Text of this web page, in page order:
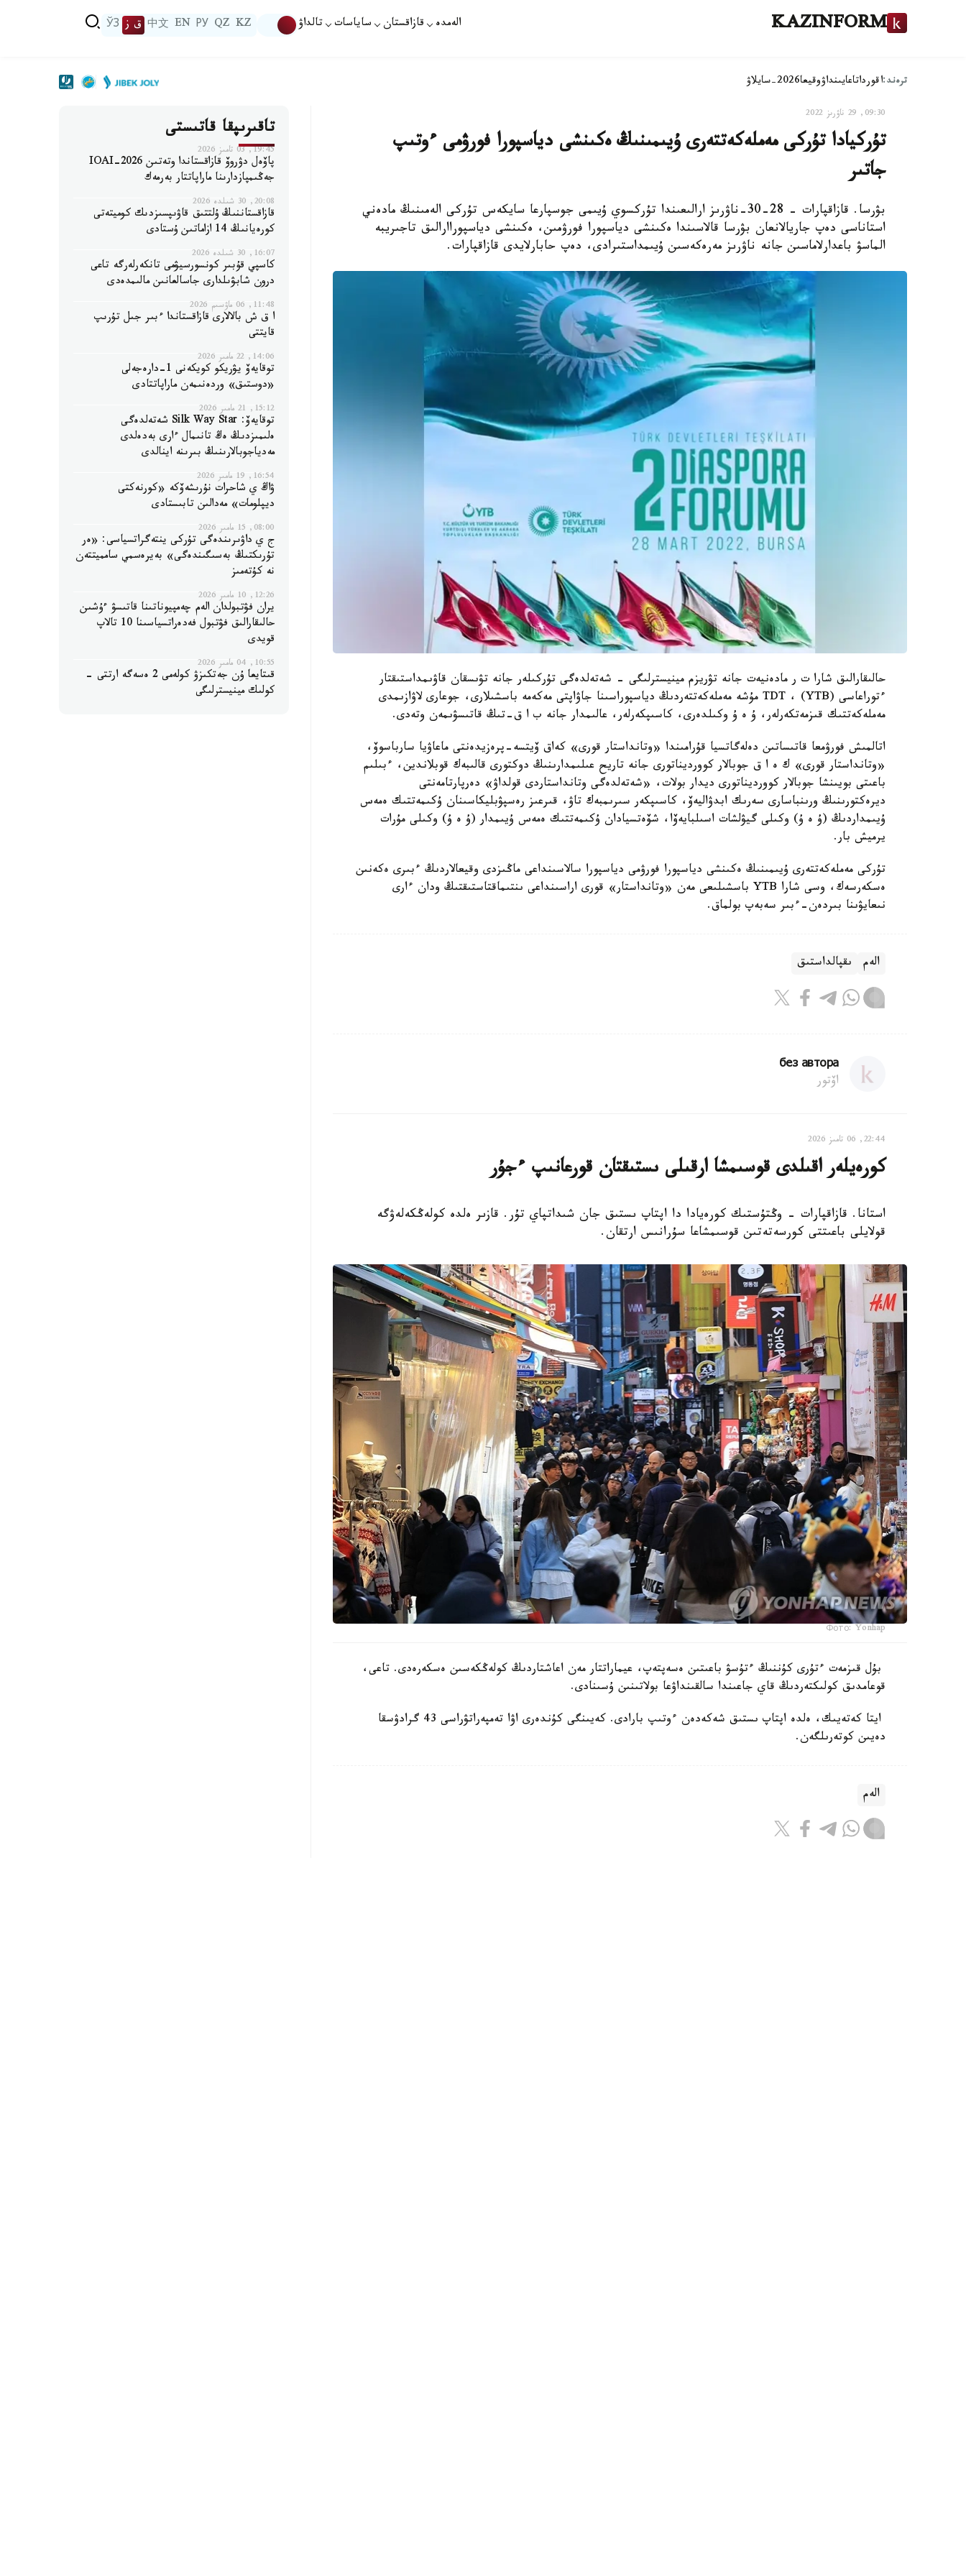
KAZINFORM الەمدە قازاقستان ساياسات تالداۋ KZ
QZ
РУ
EN
中文 ق ز ЎЗ
ترەند:اقورداتاعايىنداۋوقيعا2026-سايلاۋ
09:30, 29 ناۋرىز 2022
تۇركيادا تۇركى مەملەكەتتەرى ۇيىمىنىڭ ەكىنشى دياسپورا فورۋمى ءوتىپ
جاتىر
بۋرسا. قازاقپارات - 28-30-ناۋرىز ارالىعىندا تۇركسوي ۇيىمى جوسپارعا سايكەس تۇركى الەمىنىڭ مادەني
استاناسى دەپ جاريالانعان بۋرسا قالاسىندا ەكىنشى دياسپورا فورۋمىن، ەكىنشى دياسپوراارالىق تاجىريبە
الماسۋ باعدارلاماسىن جانە ناۋرىز مەرەكەسىن ۇيىمداستىرادى، دەپ حابارلايدى قازاقپارات.
حالىقارالىق شارا ت ر مادەنيەت جانە تۋريزم مينيسترلىگى - شەتەلدەگى تۇركىلەر جانە تۋىسقان قاۋىمداستىقتار
ءتوراعاسى (YTB) ، TDT مۇشە مەملەكەتتەردىڭ دياسپوراسىنا جاۋاپتى مەكەمە باسشىلارى، جوعارى لاۋازىمدى
مەملەكەتتىك قىزمەتكەرلەر، ۇ ە ۇ وكىلدەرى، كاسىپكەرلەر، عالىمدار جانە ب ا ق-تىڭ قاتىسۋىمەن وتەدى.
اتالمىش فورۋمعا قاتىساتىن دەلەگاتسيا قۇرامىندا «وتانداستار قورى» كەاق ۆيتسە-پرەزيدەنتى ماعاۋيا سارباسوۆ،
«وتانداستار قورى» ك ە ا ق جوبالار كوورديناتورى جانە تاريح عىلىمدارىنىڭ دوكتورى قالىبەك قوبلاندين، ءبىلىم
باعىتى بويىنشا جوبالار كوورديناتورى ديدار بولات، «شەتەلدەگى وتانداستاردى قولداۋ» دەرپارتامەنتى
ديرەكتورىنىڭ ورىنباسارى سەرىك ابدۋاليەۆ، كاسىپكەر سىرىمبەك تاۋ، قىرعىز رەسپۋبليكاسىنان ۇكىمەتتىك ەمەس
ۇيىمداردىڭ (ۇ ە ۇ) وكىلى گيۋلشات اسىلبايەۆا، شۆەتسيادان ۇكىمەتتىك ەمەس ۇيىمدار (ۇ ە ۇ) وكىلى مۇرات
يرميش بار.
تۇركى مەملەكەتتەرى ۇيىمىنىڭ ەكىنشى دياسپورا فورۋمى دياسپورا سالاسىنداعى ماڭىزدى وقيعالاردىڭ ءبىرى ەكەنىن
ەسكەرسەك، وسى شارا YTB باسشىلىعى مەن «وتانداستار» قورى اراسىنداعى ىنتىماقتاستىقتىڭ ودان ءارى
نىعايۋىنا بىردەن-ءبىر سەبەپ بولماق.
الەم ىقپالداستىق
без автора
اۆتور
22:44, 06 تامىز 2026
كورەيلەر اقىلدى قوسىمشا ارقىلى ىستىقتان قورعانىپ ءجۇر
استانا. قازاقپارات - وڭتۇستىك كورەيادا دا اپتاپ ىستىق جان شىداتپاي تۇر. قازىر ەلدە كولەڭكەلەۋگە
قولايلى باعىتتى كورسەتەتىن قوسىمشاعا سۇرانىس ارتقان.
Фото: Yonhap
بۇل قىزمەت ءتۇرى كۇننىڭ ءتۇسۋ باعىتىن ەسەپتەپ، عيماراتتار مەن اعاشتاردىڭ كولەڭكەسىن ەسكەرەدى. تاعى،
قوعامدىق كولىكتەردىڭ قاي جاعىندا سالقىنداۋعا بولاتىنىن ۇسىنادى.
ايتا كەتەيىك، ەلدە اپتاپ ىستىق شەكەدەن ءوتىپ بارادى. كەيىنگى كۇندەرى اۋا تەمپەراتۋراسى 43 گرادۋسقا
دەيىن كوتەرىلگەن.
الەم
تاقىرىپقا قاتىستى
19:45, 03 تامىز 2026
پاۆەل دۋروۆ قازاقستاندا وتەتىن IOAI-2026
جەڭىمپازدارىنا ماراپاتتار بەرمەك
20:08, 30 شىلدە 2026
قازاقستاننىڭ ۇلتتىق قاۋىپسىزدىك كوميتەتى
كورەيانىڭ 14 ازاماتىن ۇستادى
16:07, 30 شىلدە 2026
كاسپي قۇبىر كونسورسيۋمى تانكەرلەرگە تاعى
درون شابۋىلدارى جاسالعانىن مالىمدەدى
11:48, 06 ماۋسىم 2026
ا ق ش بالالارى قازاقستاندا ءبىر جىل تۇرىپ
قايتتى
14:06, 22 مامىر 2026
توقايەۆ يۋريكو كويكەنى 1-دارەجەلى
«دوستىق» وردەنىمەن ماراپاتتادى
15:12, 21 مامىر 2026
توقايەۆ: Silk Way Star شەتەلدەگى
ەلىمىزدىڭ ەڭ تانىمال ءارى بەدەلدى
مەدياجوبالارىنىڭ بىرىنە اينالدى
16:54, 19 مامىر 2026
ۋاڭ ي شاحرات نۇرىشەۆكە «كورنەكتى
ديپلومات» مەدالىن تابىستادى
08:00, 15 مامىر 2026
ج ي داۋىرىندەگى تۇركى ينتەگراتسياسى: «ەر
تۇرىكتىڭ بەسىگىندەگى» بەيرەسمي سامميتتەن
نە كۇتەمىز
12:26, 10 مامىر 2026
يران فۋتبولدان الەم چەمپيوناتىنا قاتىسۋ ءۇشىن
حالىقارالىق فۋتبول فەدەراتسياسىنا 10 تالاپ
قويدى
10:55, 04 مامىر 2026
قىتايعا ۇن جەتكىزۋ كولەمى 2 ەسەگە ارتتى -
كولىك مينيسترلىگى